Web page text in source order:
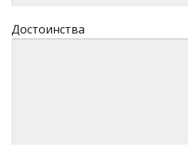
Достоинства